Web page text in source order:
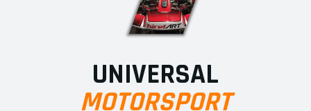
UNIVERSAL
MOTORSPORT​